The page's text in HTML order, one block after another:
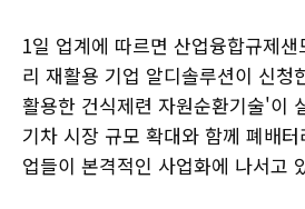
1일 업계에 따르면 산업융합규제
리 재활용 기업 알디솔루션이 신청
활용한 건식제련 자원순환기술'이
기차 시장 규모 확대와 함께 폐배
업들이 본격적인 사업화에 나서고